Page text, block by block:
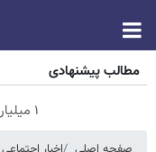
مطالب پیشنهادی
۱ میلیارد اعتبار خرید طلا | بدون ضامن و چک